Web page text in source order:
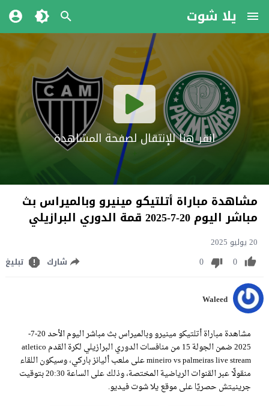
يلا شوت
انقر هنا للإنتقال لصفحة المشاهدة
مشاهدة مباراة أتلتيكو مينيرو وبالميراس بث
مباشر اليوم 20-7-2025 قمة الدوري البرازيلي
20 يوليو 2025
0
0 شارك تبليغ
Waleed
مشاهدة مباراة أتلتيكو مينيرو وبالميراس بث مباشر اليوم الأحد 20-7-
2025 ضمن الجولة 15 من منافسات الدوري البرازيلي لكرة القدم atletico
mineiro vs palmeiras live stream على ملعب أليانز باركي، وسيكون اللقاء
منقولًا عبر القنوات الرياضية المختصة، وذلك على الساعة 20:30 بتوقيت
جرينيتش حصريًا على موقع يلا شوت فيديو.